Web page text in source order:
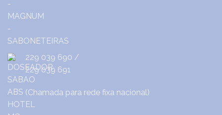
229 039 690 /
229 039 691
(Chamada para rede fixa nacional)